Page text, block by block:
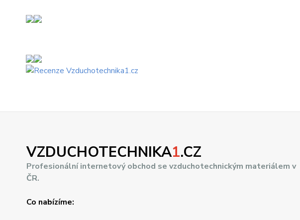
VZDUCHOTECHNIKA1.CZ
Profesionální internetový obchod se vzduchotechnickým materiálem v
ČR.
Co nabízíme: